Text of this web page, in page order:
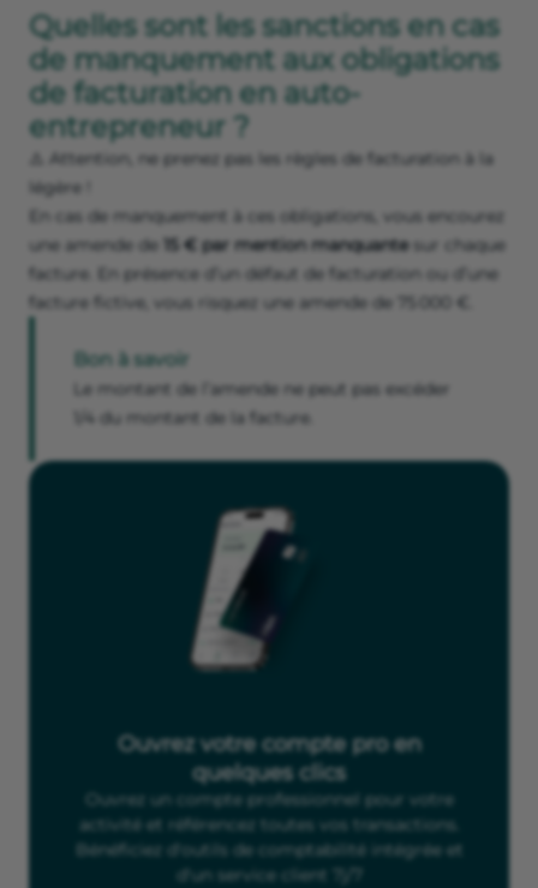
Quelles sont les sanctions en cas
de manquement aux obligations
de facturation en auto-
entrepreneur ?
⚠️ Attention, ne prenez pas les règles de facturation à la
légère !
En cas de manquement à ces obligations, vous encourez
une amende de 15 € par mention manquante sur chaque
facture. En présence d’un défaut de facturation ou d’une
facture fictive, vous risquez une amende de 75 000 €.
Bon à savoir
Le montant de l’amende ne peut pas excéder
1/4 du montant de la facture.
Ouvrez votre compte pro en
quelques clics
Ouvrez un compte professionnel pour votre
activité et référencez toutes vos transactions.
Bénéficiez d'outils de comptabilité intégrée et
d'un service client 7j/7